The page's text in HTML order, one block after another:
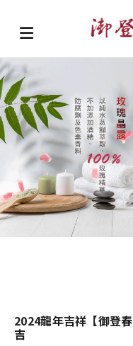
2024龍年吉祥【御登
吉